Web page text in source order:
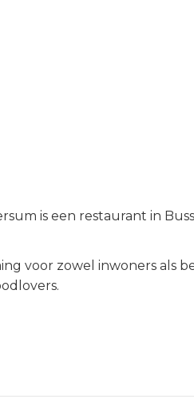
is een restaurant in
voor zowel inwoners als